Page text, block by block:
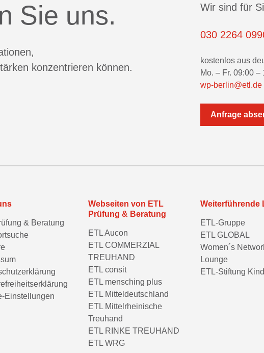
Sie uns.
konzentrieren können.
Wir sind für
030 2264
kostenlos aus
Mo. – Fr. 09:00 –
wp-berlin@etl.de
Anfrage
& Beratung
Einstellungen
Webseiten von ETL
Prüfung & Beratung
ETL Aucon
ETL COMMERZIAL
TREUHAND
ETL consit
ETL mensching plus
ETL Mitteldeutschland
ETL Mittelrheinische
Treuhand
ETL RINKE TREUHAND
ETL WRG
Weiterführende
ETL-Gruppe
ETL GLOBAL
Women´s
Lounge
ETL-Stiftung